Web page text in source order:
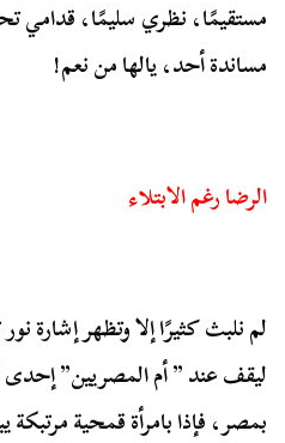
مستقيمًا، نظري سليمًا، قدامي
مساندة أحد، يالها من نعم!
الرضا رغم الابتلاء
لم نلبث كثيرًا إلا وتظهر إشارة
ليقف عند ” أم المصريين” إحدى
بمصر، فإذا بامرأة قمحية مرتبكة